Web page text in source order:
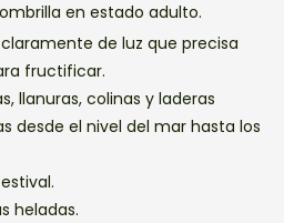
en estado adulto.
de luz que precisa
fructificar.
llanuras, colinas y laderas
desde el nivel del mar hasta los
heladas.